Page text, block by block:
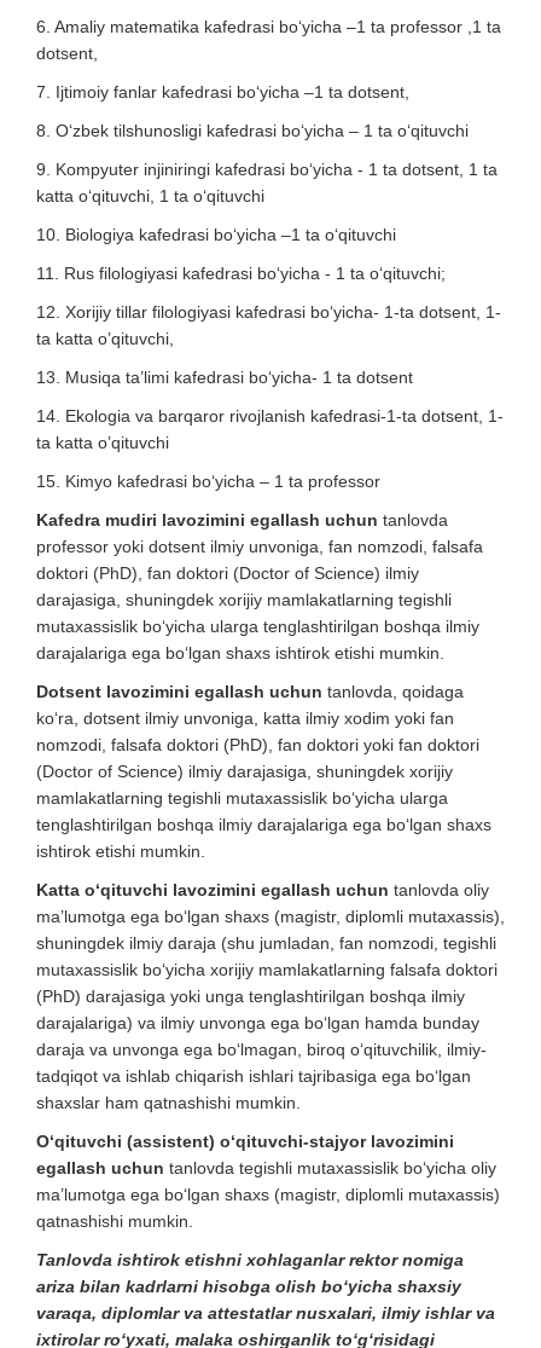
6. Amaliy matematika kafedrasi bo‘yicha –1 ta professor ,1 ta
dotsent,
7. Ijtimoiy fanlar kafedrasi bo‘yicha –1 ta dotsent,
8. O‘zbek tilshunosligi kafedrasi bo‘yicha – 1 ta o‘qituvchi
9. Kompyuter injiniringi kafedrasi bo‘yicha - 1 ta dotsent, 1 ta
katta o‘qituvchi, 1 ta o‘qituvchi
10. Biologiya kafedrasi bo‘yicha –1 ta o‘qituvchi
11. Rus filologiyasi kafedrasi bo‘yicha - 1 ta o‘qituvchi;
12. Xorijiy tillar filologiyasi kafedrasi bo‘yicha- 1-ta dotsent, 1-
ta katta o’qituvchi,
13. Musiqa ta’limi kafedrasi bo‘yicha- 1 ta dotsent
14. Ekologia va barqaror rivojlanish kafedrasi-1-ta dotsent, 1-
ta katta o’qituvchi
15. Kimyo kafedrasi bo‘yicha – 1 ta professor
Kafedra mudiri lavozimini egallash uchun tanlovda
professor yoki dotsent ilmiy unvoniga, fan nomzodi, falsafa
doktori (PhD), fan doktori (Doctor of Science) ilmiy
darajasiga, shuningdek xorijiy mamlakatlarning tegishli
mutaxassislik bo‘yicha ularga tenglashtirilgan boshqa ilmiy
darajalariga ega bo‘lgan shaxs ishtirok etishi mumkin.
Dotsent lavozimini egallash uchun tanlovda, qoidaga
ko‘ra, dotsent ilmiy unvoniga, katta ilmiy xodim yoki fan
nomzodi, falsafa doktori (PhD), fan doktori yoki fan doktori
(Doctor of Science) ilmiy darajasiga, shuningdek xorijiy
mamlakatlarning tegishli mutaxassislik bo‘yicha ularga
tenglashtirilgan boshqa ilmiy darajalariga ega bo‘lgan shaxs
ishtirok etishi mumkin.
Katta o‘qituvchi lavozimini egallash uchun tanlovda oliy
ma’lumotga ega bo‘lgan shaxs (magistr, diplomli mutaxassis),
shuningdek ilmiy daraja (shu jumladan, fan nomzodi, tegishli
mutaxassislik bo‘yicha xorijiy mamlakatlarning falsafa doktori
(PhD) darajasiga yoki unga tenglashtirilgan boshqa ilmiy
darajalariga) va ilmiy unvonga ega bo‘lgan hamda bunday
daraja va unvonga ega bo‘lmagan, biroq o‘qituvchilik, ilmiy-
tadqiqot va ishlab chiqarish ishlari tajribasiga ega bo‘lgan
shaxslar ham qatnashishi mumkin.
O‘qituvchi (assistent) o‘qituvchi-stajyor lavozimini
egallash uchun tanlovda tegishli mutaxassislik bo‘yicha oliy
ma’lumotga ega bo‘lgan shaxs (magistr, diplomli mutaxassis)
qatnashishi mumkin.
Tanlovda ishtirok etishni xohlaganlar rektor nomiga
ariza bilan kadrlarni hisobga olish bo‘yicha shaxsiy
varaqa, diplomlar va attestat­lar nusxalari, ilmiy ishlar va
ixtirolar ro‘yxati, malaka oshirganlik to‘g‘risidagi